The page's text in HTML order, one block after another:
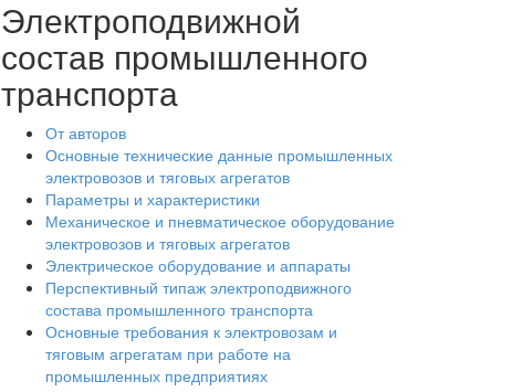
Электроподвижной
состав промышленного
транспорта
От авторов
Основные технические данные промышленных
электровозов и тяговых агрегатов
Параметры и характеристики
Механическое и пневматическое оборудование
электровозов и тяговых агрегатов
Электрическое оборудование и аппараты
Перспективный типаж электроподвижного
состава промышленного транспорта
Основные требования к электровозам и
тяговым агрегатам при работе на
промышленных предприятиях